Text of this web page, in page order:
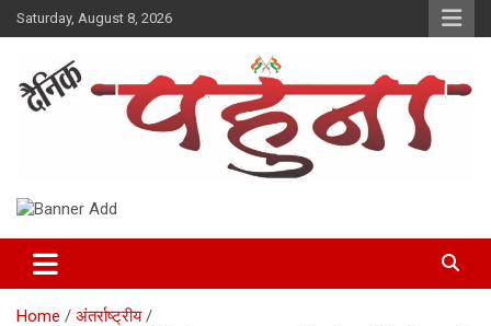
Skip
to
Saturday, August 8, 2026
Dainik Pahuna
Home
अंतर्राष्ट्रीय